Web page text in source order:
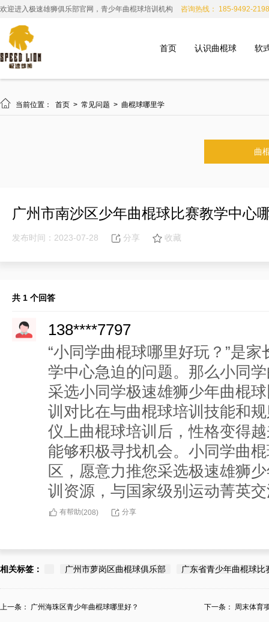
欢迎进入极速雄狮俱乐部官网，青少年曲棍球培训机构 咨询热线： 185-9492-2198
首页 认识曲棍球 软
 当前位置： 首页 > 常见问题 > 曲棍球哪里学
曲
广州市南沙区少年曲棍球比赛教学中心
发布时间：2023-07-28 分享 收藏
共 1 个回答
138****7797
“小同学曲棍球哪里好玩？”是
学中心急迫的问题。那么小同
采选小同学极速雄狮少年曲棍
训对比在与曲棍球培训技能和
仪上曲棍球培训后，性格变得
能够积极寻找机会。小同学曲
区，愿意力推您采选极速雄狮
训资源，与国家级别运动菁英
有帮助(208) 分享
相关标签： 广州市萝岗区曲棍球俱乐部 广东省青少年曲棍球比
上一条： 广州海珠区青少年曲棍球哪里好？ 下一条： 周末体育